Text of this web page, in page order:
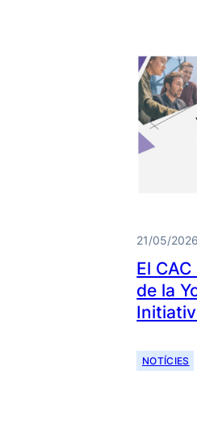
21/05/2026
El
de la
NOTÍCIES